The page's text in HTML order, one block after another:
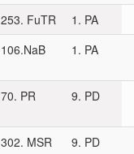
253. FuTR
1. PA
106.NaB 1. PA
70. PR 9. PD
302. MSR
9. PD